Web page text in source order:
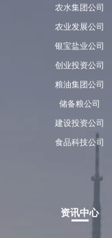
农水集团公司
农业发展公司
银宝盐业公司
创业投资公司
粮油集团公司
储备粮公司
建设投资公司
食品科技公司
资讯中心